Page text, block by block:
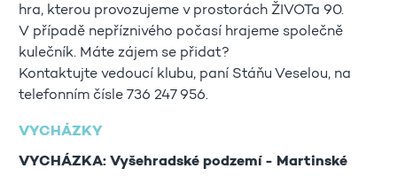
hra, kterou provozujeme v prostorách ŽIVOTa 90.
V případě nepříznivého počasí hrajeme společně
kulečník. Máte zájem se přidat?
Kontaktujte vedoucí klubu, paní Stáňu Veselou, na
telefonním čísle 736 247 956.
VYCHÁZKY
VYCHÁZKA: Vyšehradské podzemí - Martinské